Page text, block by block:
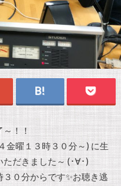
！！
金曜１３時３０分～) に生
だきました～ (･∀･)
０分からです✨お聴き逃